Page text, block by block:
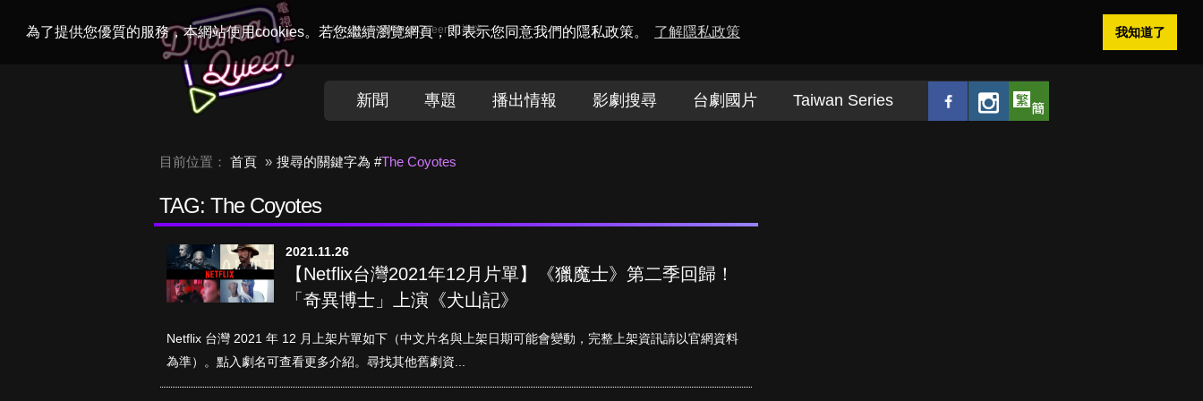
為了提供您優質的服務，本網站使用cookies。若您繼續瀏覽網頁，即表示您同意我們的隱私政策。 了解隱私政策 我知道了
Welcome toDramaQueen電視迷
新聞 專題 播出情報 影劇搜尋 台劇國片 Taiwan Series
目前位置： 首頁 搜尋的關鍵字為 #The Coyotes
TAG: The Coyotes
2021.11.26
【Netflix台灣2021年12月片單】《獵魔士》第二季回歸！
「奇異博士」上演《犬山記》
Netflix 台灣 2021 年 12 月上架片單如下（中文片名與上架日期可能會變動，完整上架資訊請以官網資料
為準）。點入劇名可查看更多介紹。尋找其他舊劇資...